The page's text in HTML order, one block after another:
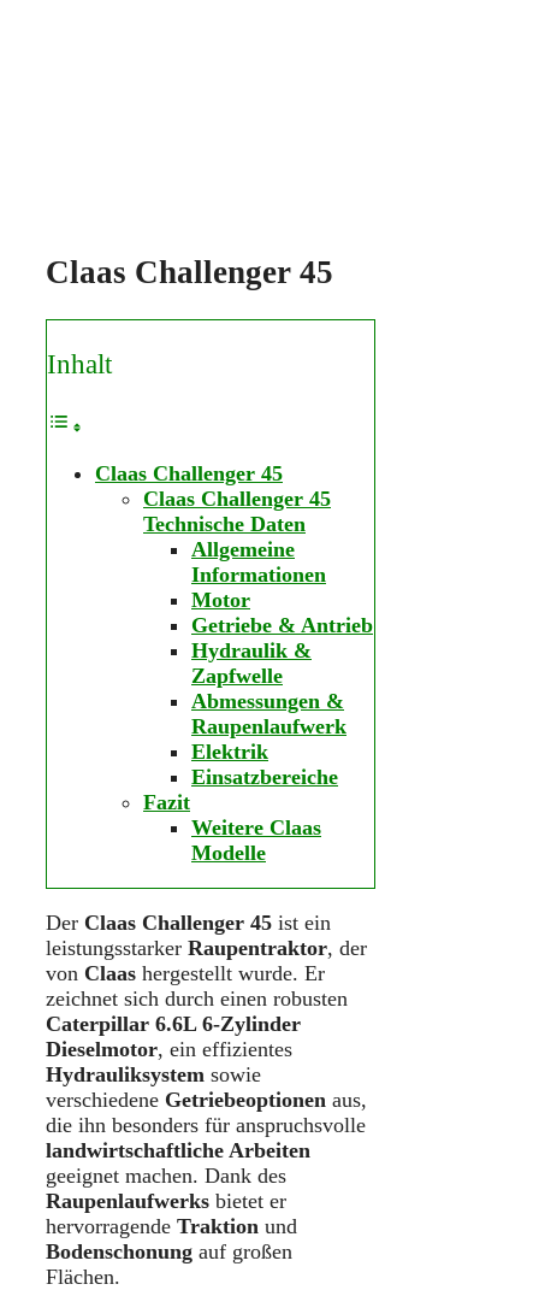
Claas Challenger 45
Inhalt
Claas Challenger 45
Claas Challenger 45
Technische Daten
Allgemeine
Informationen
Motor
Getriebe & Antrieb
Hydraulik &
Zapfwelle
Abmessungen &
Raupenlaufwerk
Elektrik
Einsatzbereiche
Fazit
Weitere Claas
Modelle
Der Claas Challenger 45 ist ein
leistungsstarker Raupentraktor, der
von Claas hergestellt wurde. Er
zeichnet sich durch einen robusten
Caterpillar 6.6L 6-Zylinder
Dieselmotor, ein effizientes
Hydrauliksystem sowie
verschiedene Getriebeoptionen aus,
die ihn besonders für anspruchsvolle
landwirtschaftliche Arbeiten
geeignet machen. Dank des
Raupenlaufwerks bietet er
hervorragende Traktion und
Bodenschonung auf großen
Flächen.